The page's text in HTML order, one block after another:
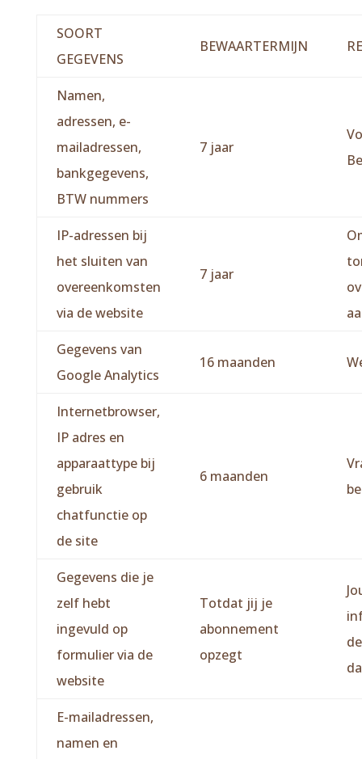
SOORT
GEGEVENS
BEWAARTERMIJN
Namen,
adressen, e-
mailadressen,
bankgegevens,
BTW nummers
7 jaar
IP-adressen bij
het sluiten van
overeenkomsten
via de website
7 jaar
Gegevens van
Google Analytics
16 maanden
Internetbrowser,
IP adres en
apparaattype bij
gebruik
chatfunctie op
de site
6 maanden
Gegevens die je
zelf hebt
ingevuld op
formulier via de
website
Totdat jij je
abonnement
opzegt
E-mailadressen,
namen en